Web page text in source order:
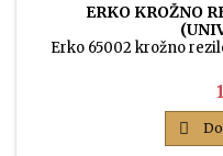
ERKO KROŽNO
Erko 65002 krožno
